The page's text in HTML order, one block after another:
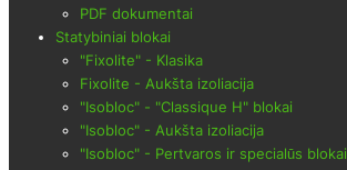
PDF dokumentai
Statybiniai blokai
"Fixolite" - Klasika
Fixolite - Aukšta izoliacija
"Isobloc" - "Classique H" blokai
"Isobloc" - Aukšta izoliacija
"Isobloc" - Pertvaros ir specialūs blokai